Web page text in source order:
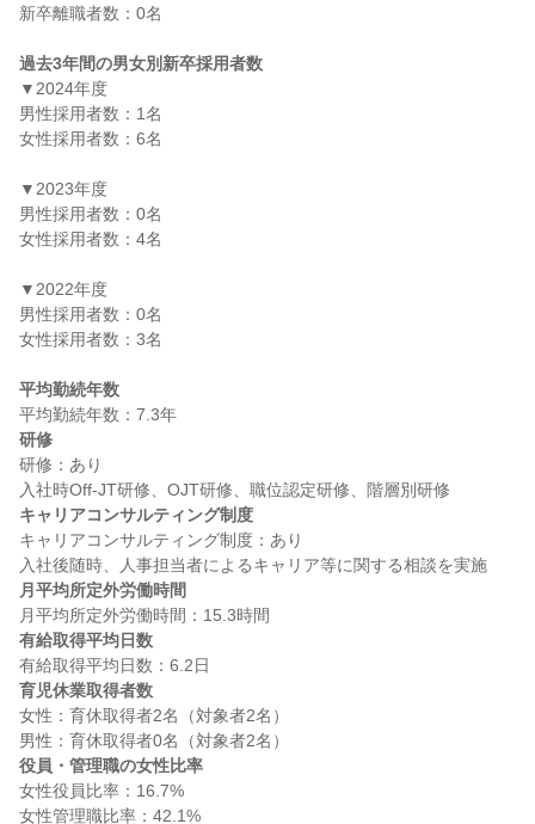
新卒離職者数：0名
過去3年間の男女別新卒採用者数
▼2024年度
男性採用者数：1名
女性採用者数：6名
▼2023年度
男性採用者数：0名
女性採用者数：4名
▼2022年度
男性採用者数：0名
女性採用者数：3名
平均勤続年数
研修
研修：あり
キャリアコンサルティング制度
キャリアコンサルティング制度：あり
月平均所定外労働時間
有給取得平均日数
育児休業取得者数
女性：育休取得者2名（対象者2名）
役員・管理職の女性比率
女性役員比率：16.7%